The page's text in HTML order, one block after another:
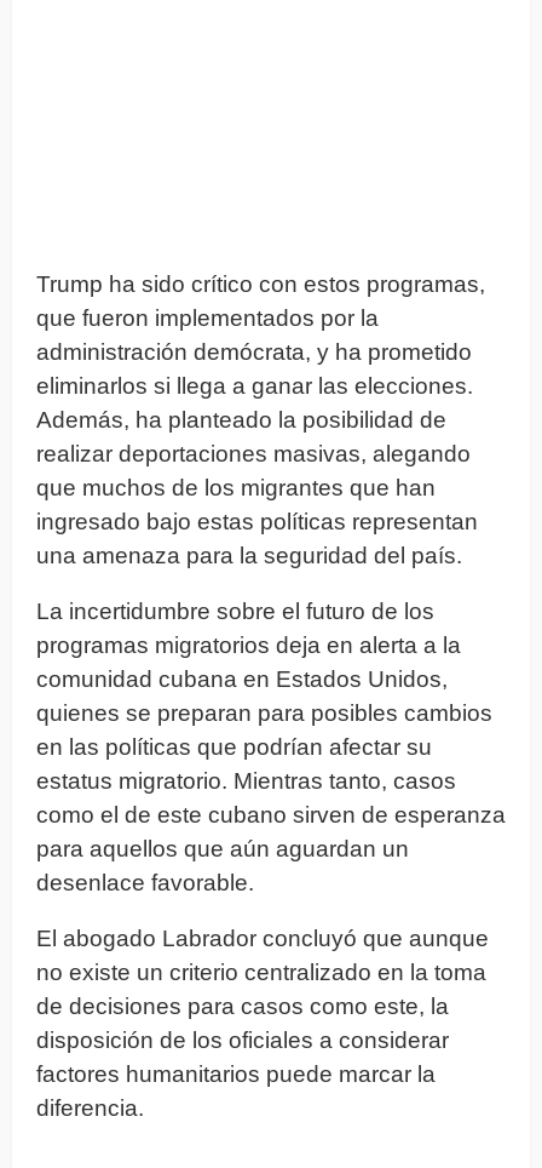
Trump ha sido crítico con estos programas,
que fueron implementados por la
administración demócrata, y ha prometido
eliminarlos si llega a ganar las elecciones.
Además, ha planteado la posibilidad de
realizar deportaciones masivas, alegando
que muchos de los migrantes que han
ingresado bajo estas políticas representan
una amenaza para la seguridad del país.
La incertidumbre sobre el futuro de los
programas migratorios deja en alerta a la
comunidad cubana en Estados Unidos,
quienes se preparan para posibles cambios
en las políticas que podrían afectar su
estatus migratorio. Mientras tanto, casos
como el de este cubano sirven de esperanza
para aquellos que aún aguardan un
desenlace favorable.
El abogado Labrador concluyó que aunque
no existe un criterio centralizado en la toma
de decisiones para casos como este, la
disposición de los oficiales a considerar
factores humanitarios puede marcar la
diferencia.